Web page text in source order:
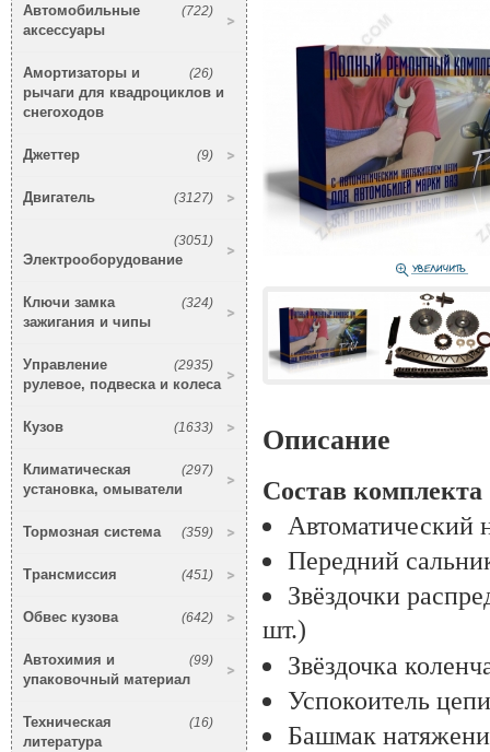
(722)
Автомобильные
аксессуары
(26)
Амортизаторы и
рычаги для квадроциклов и
снегоходов
(9)
Джеттер
(3127)
Двигатель
(3051)
Электрооборудование
(324)
Ключи замка
зажигания и чипы
(2935)
Управление
рулевое, подвеска и колеса
(1633)
Кузов
(297)
Климатическая
установка, омыватели
(359)
Тормозная система
(451)
Трансмиссия
(642)
Обвес кузова
(99)
Автохимия и
упаковочный материал
(16)
Техническая
литература
Описание
Состав комплекта
Автоматический
Передний
Звёздочки
шт.)
Звёздочка
Успокоитель цепи
Башмак